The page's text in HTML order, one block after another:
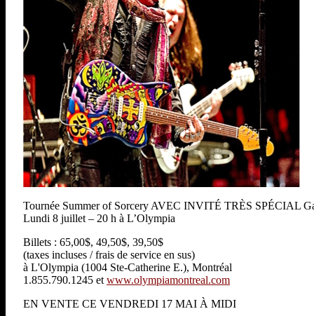
Tournée Summer of Sorcery AVEC INVITÉ TRÈS SPÉCIAL
Lundi 8 juillet – 20 h à L’Olympia
Billets : 65,00$, 49,50$, 39,50$
(taxes incluses / frais de service en sus)
à L'Olympia (1004 Ste-Catherine E.), Montréal
1.855.790.1245 et www.olympiamontreal.com
EN VENTE CE VENDREDI 17 MAI À MIDI